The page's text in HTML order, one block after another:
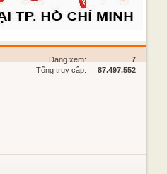
7
Đang xem:
87.497.552
Tổng truy cập: